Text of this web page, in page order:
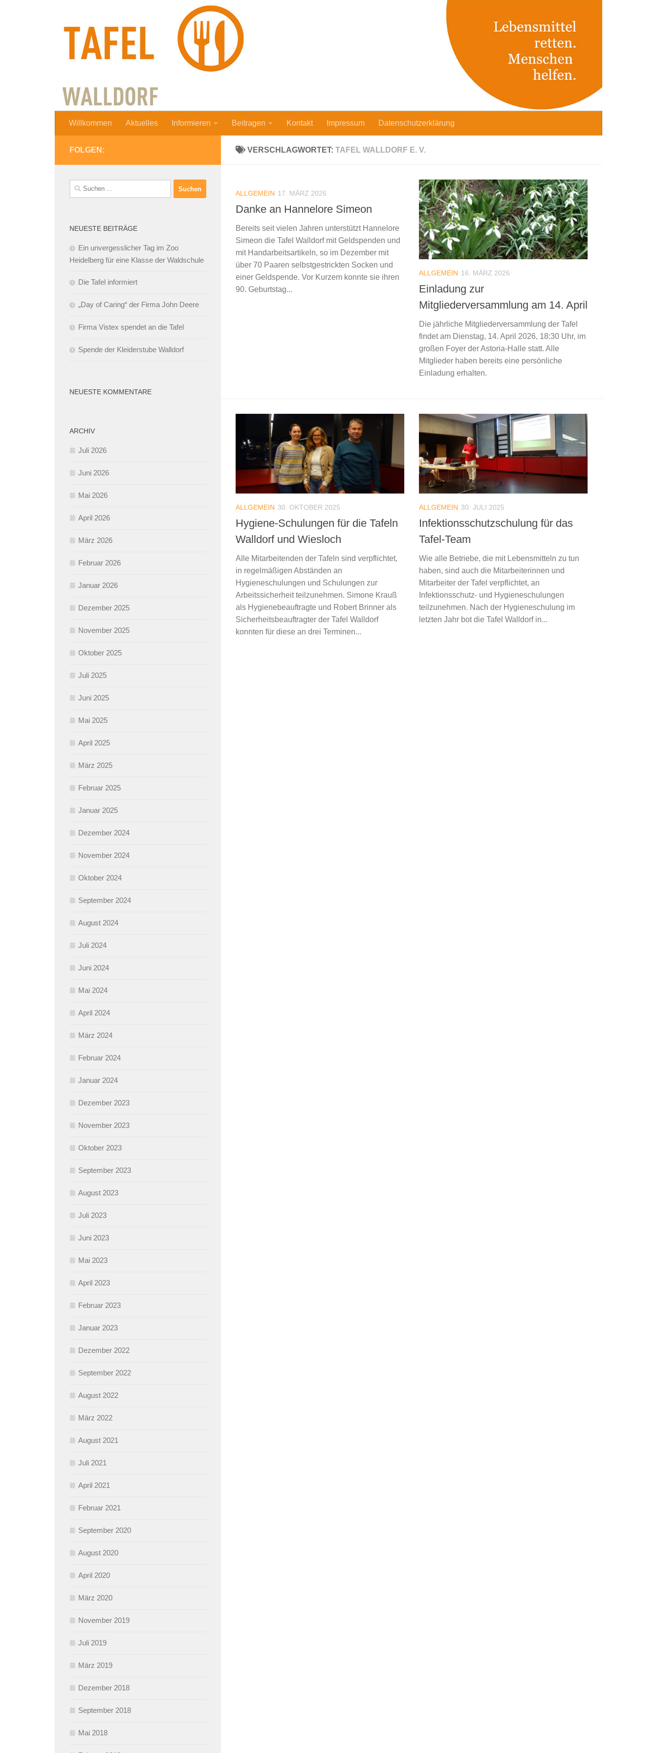
Willkommen Aktuelles Informieren Beitragen Kontakt Impressum Datenschutzerklärung
VERSCHLAGWORTET: TAFEL WALLDORF E. V.
ALLGEMEIN 17. MÄRZ 2026
Danke an Hannelore Simeon
Bereits seit vielen Jahren unterstützt Hannelore
Simeon die Tafel Walldorf mit Geldspenden und
mit Handarbeitsartikeln, so im Dezember mit
über 70 Paaren selbstgestrickten Socken und
einer Geldspende. Vor Kurzem konnte sie ihren
90. Geburtstag...
ALLGEMEIN 16. MÄRZ 2026
Einladung zur
Mitgliederversammlung am 14. April
Die jährliche Mitgliederversammlung der Tafel
findet am Dienstag, 14. April 2026, 18:30 Uhr, im
großen Foyer der Astoria-Halle statt. Alle
Mitglieder haben bereits eine persönliche
Einladung erhalten.
ALLGEMEIN 30. OKTOBER 2025
Hygiene-Schulungen für die Tafeln
Walldorf und Wiesloch
Alle Mitarbeitenden der Tafeln sind verpflichtet,
in regelmäßigen Abständen an
Hygieneschulungen und Schulungen zur
Arbeitssicherheit teilzunehmen. Simone Krauß
als Hygienebeauftragte und Robert Brinner als
Sicherheitsbeauftragter der Tafel Walldorf
konnten für diese an drei Terminen...
ALLGEMEIN 30. JULI 2025
Infektionsschutzschulung für das
Tafel-Team
Wie alle Betriebe, die mit Lebensmitteln zu tun
haben, sind auch die Mitarbeiterinnen und
Mitarbeiter der Tafel verpflichtet, an
Infektionsschutz- und Hygieneschulungen
teilzunehmen. Nach der Hygieneschulung im
letzten Jahr bot die Tafel Walldorf in...
FOLGEN:
Suchen
nach:
NEUESTE BEITRÄGE
Ein unvergesslicher Tag im Zoo
Heidelberg für eine Klasse der Waldschule
Die Tafel informiert
„Day of Caring“ der Firma John Deere
Firma Vistex spendet an die Tafel
Spende der Kleiderstube Walldorf
NEUESTE KOMMENTARE
ARCHIV
Juli 2026
Juni 2026
Mai 2026
April 2026
März 2026
Februar 2026
Januar 2026
Dezember 2025
November 2025
Oktober 2025
Juli 2025
Juni 2025
Mai 2025
April 2025
März 2025
Februar 2025
Januar 2025
Dezember 2024
November 2024
Oktober 2024
September 2024
August 2024
Juli 2024
Juni 2024
Mai 2024
April 2024
März 2024
Februar 2024
Januar 2024
Dezember 2023
November 2023
Oktober 2023
September 2023
August 2023
Juli 2023
Juni 2023
Mai 2023
April 2023
Februar 2023
Januar 2023
Dezember 2022
September 2022
August 2022
März 2022
August 2021
Juli 2021
April 2021
Februar 2021
September 2020
August 2020
April 2020
März 2020
November 2019
Juli 2019
März 2019
Dezember 2018
September 2018
Mai 2018